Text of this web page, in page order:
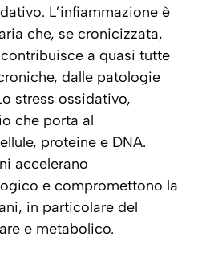
. L’infiammazione è
che, se cronicizzata,
a quasi tutte
dalle patologie
stress ossidativo,
che porta al
proteine e DNA.
accelerano
e compromettono la
in particolare del
e metabolico.